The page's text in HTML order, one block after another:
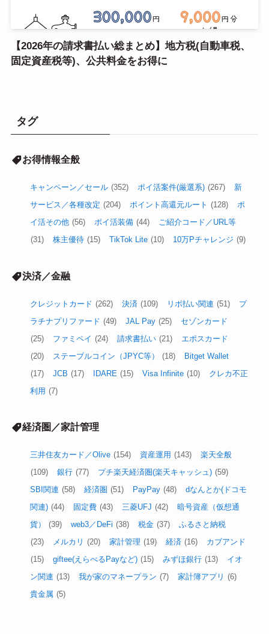
【2026年の請求書払い総まとめ】地方税(自動車税、
固定資産税等)、公共料金をお得に
タグ
お得情報全般
キャンペーン／セール (352) ポイ活案件(厳選系) (267)
新
サービス／各種改定 (204) ポイント高還元ルート (128)
ポ
イ活その他 (56) ポイ活装備 (44)
ご紹介コード／URL等
(31)
株主優待 (15) TikTok Lite (10) 10万Pチャレンジ (9)
決済／金融
クレジットカード (262) 決済 (109) リボ払い関連 (51)
プ
ラチナプリファード (49) JAL Pay (25)
セゾンカード
(25)
ファミペイ (24) 請求書払い (21)
エポスカード
(20)
ステーブルコイン（JPYC等） (18)
Bitget Wallet
(17)
JCB (17) IDARE (15) Visa Infinite (10)
クレカ不正
利用 (7)
経済圏／家計管理
三井住友カード／Olive (154) 資産運用 (143)
楽天全般
(109)
銀行 (77) プチ楽天経済圏(楽天キャッシュ) (59)
SBI関連 (58) 経済圏 (51) PayPay (48)
dなんとか(ドコモ
関連) (44) 固定費 (43) 三菱UFJ (42)
暗号資産（仮想通
貨）
(39) web3／DeFi (38) 税金 (37)
ふるさと納税
(23)
メルカリ (20) 家計管理 (19) 経済 (16)
カブアンド
(15)
giftee(えらべるPayなど) (15) みずほ銀行 (13)
イオ
ン関連 (13) 我が家のマネープラン (7) 家計簿アプリ (6)
貴金属 (5)